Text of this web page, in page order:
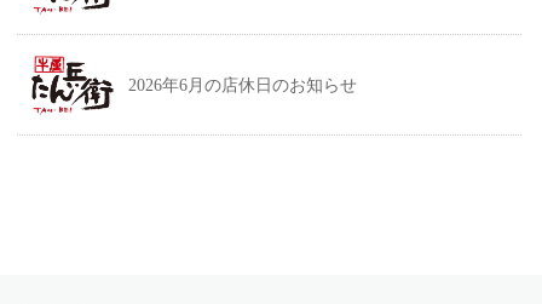
2026年6月の店休日のお知らせ